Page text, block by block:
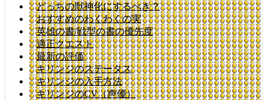
どっちの獣神化にするべき？
おすすめのわくわくの実
英雄の書/戦型の書の優先度
適正クエスト
最新の評価
キリンジのステータス
キリンジの入手方法
キリンジのCV（声優）